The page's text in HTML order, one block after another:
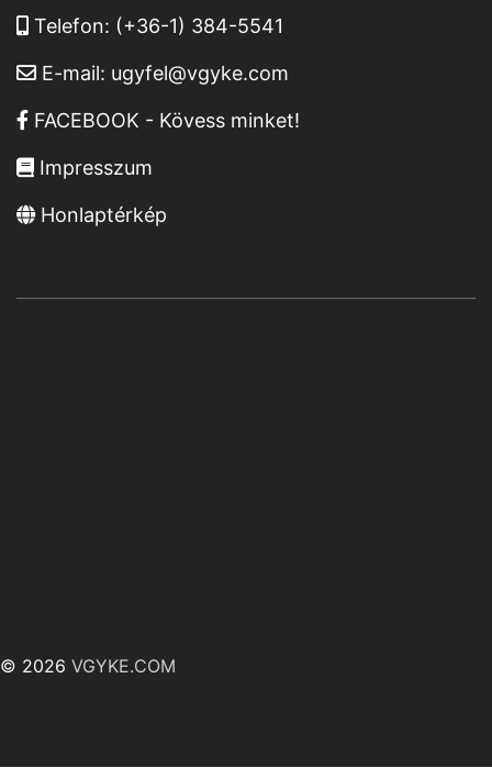
Telefon: (+36-1) 384-5541
E-mail: ugyfel@vgyke.com
FACEBOOK - Kövess minket!
Impresszum
Honlaptérkép
© 2026 VGYKE.COM